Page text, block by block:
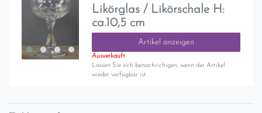
Likörglas / Likörschale H:
ca.10,5 cm
Artikel anzeigen
Ausverkauft
Lassen Sie sich benachrichigen, wenn der Artikel
wieder verfügbar ist.